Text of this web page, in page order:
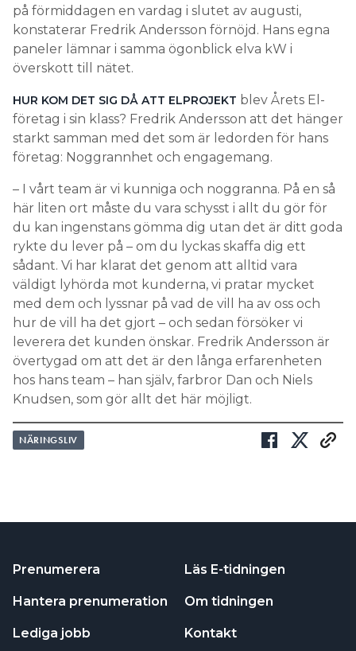
på förmiddagen en vardag i slutet av augusti,
konstaterar Fredrik Andersson förnöjd. Hans egna
paneler lämnar i samma ögonblick elva kW i
överskott till nätet.
HUR KOM DET SIG DÅ ATT ELPROJEKT blev Årets El-
företag i sin klass? Fredrik Andersson att det hänger
starkt samman med det som är ledorden för hans
företag: Noggrannhet och engagemang.
– I vårt team är vi kunniga och noggranna. På en så
här liten ort måste du vara schysst i allt du gör för
du kan ingenstans gömma dig utan det är ditt goda
rykte du lever på – om du lyckas skaffa dig ett
sådant. Vi har klarat det genom att alltid vara
väldigt lyhörda mot kunderna, vi pratar mycket
med dem och lyssnar på vad de vill ha av oss och
hur de vill ha det gjort – och sedan försöker vi
leverera det kunden önskar. Fredrik Andersson är
övertygad om att det är den långa erfarenheten
hos hans team – han själv, farbror Dan och Niels
Knudsen, som gör allt det här möjligt.
NÄRINGSLIV
Prenumerera
Hantera prenumeration
Lediga jobb
Läs E-tidningen
Om tidningen
Kontakt